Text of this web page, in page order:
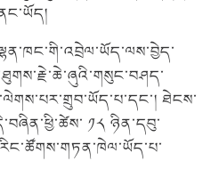
ཐེངས་
༡༨ ཉིན་དབུ་